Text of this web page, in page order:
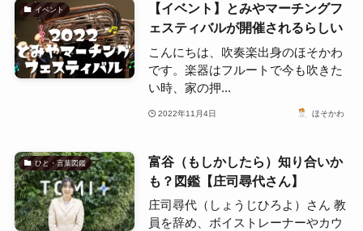
イベント
【イベント】とみやマーチングフ
ェスティバルが開催されるらしい
こんにちは、吹奏楽出身のほそかわ
です。楽器はフルートで今も吹きた
い時、家の押...
2022年11月4日 ほそかわ
ひと・言葉図鑑
富谷（もしかしたら）知り合いか
も？図鑑【庄司尋代さん】
庄司尋代（しょうじひろよ）さん 教
員を辞め、ボイストレーナーやカウ